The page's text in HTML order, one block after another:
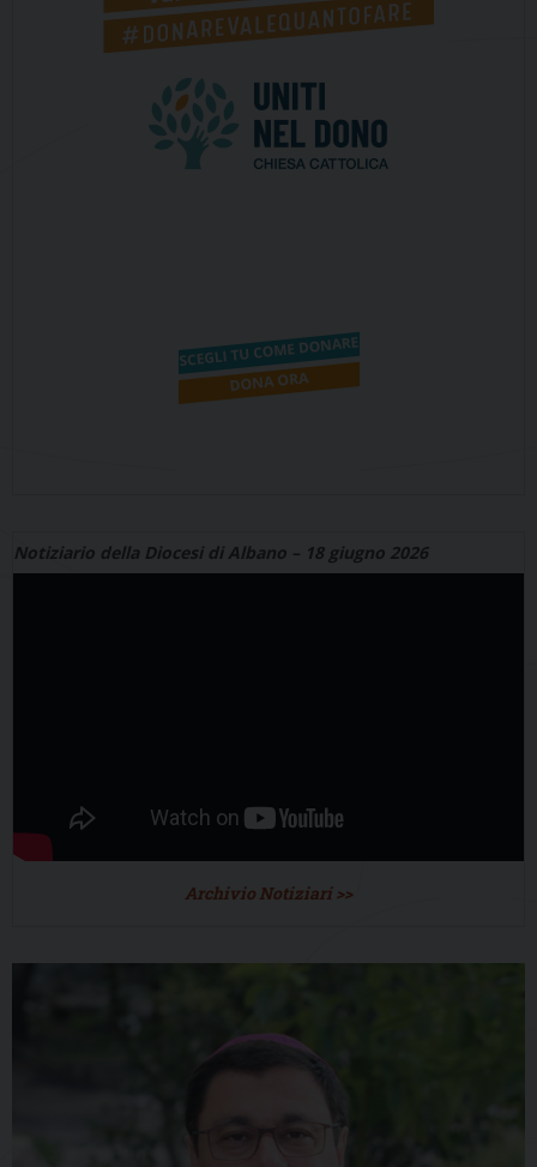
Notiziario della Diocesi di Albano – 18 giugno 2026
Archivio Notiziari >>